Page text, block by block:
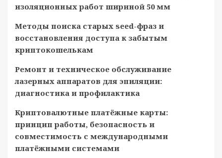
изоляционных работ шириной 50 мм
Методы поиска старых seed-фраз и
восстановления доступа к забытым
криптокошелькам
Ремонт и техническое обслуживание
лазерных аппаратов для эпиляции:
диагностика и профилактика
Криптовалютные платёжные карты:
принцип работы, безопасность и
совместимость с международными
платёжными системами